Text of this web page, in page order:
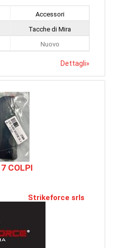
Accessori
Tacche di Mira
Nuovo
Dettagli»
COLPI
Strikeforce srls